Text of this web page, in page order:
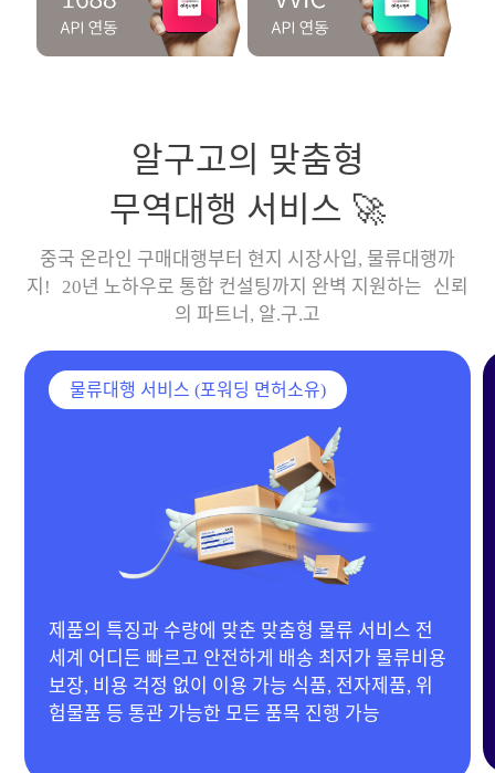
알구고의 맞춤형
무역대행 서비스 🚀
중국 온라인 구매대행부터 현지 시장사입, 물류대행까
지! 20년 노하우로 통합 컨설팅까지 완벽 지원하는 신뢰
의 파트너, 알.구.고
물류대행 서비스 (포워딩 면허소유)
제품의 특징과 수량에 맞춘 맞춤형 물류 서비스 전
세계 어디든 빠르고 안전하게 배송 최저가 물류비용
보장, 비용 걱정 없이 이용 가능 식품, 전자제품, 위
험물품 등 통관 가능한 모든 품목 진행 가능